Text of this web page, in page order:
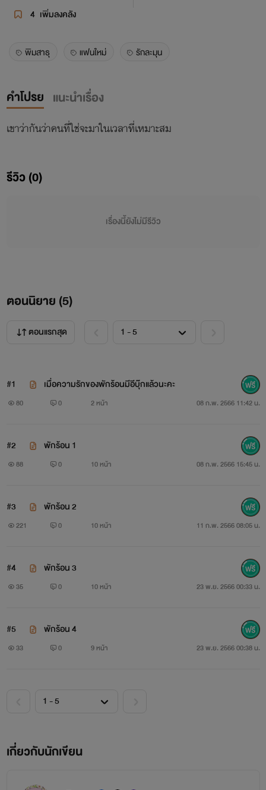
4 เพิ่มลงคลัง
พิมสาธุ แฟนใหม่ รักละมุน
คำโปรย แนะนำเรื่อง
เขาว่ากันว่าคนที่ใช่จะมาในเวลาที่เหมาะสม
รีวิว (0)
เรื่องนี้ยังไม่มีรีวิว
ตอนนิยาย (5)
ตอนแรกสุด
#1 เมื่อความรักของพักร้อนมีอีบุ๊กแล้วนะคะ
80 0 2 หน้า 08 ก.พ. 2566 11:42 น.
#2 พักร้อน 1
88 0 10 หน้า 08 ก.พ. 2566 15:45 น.
#3 พักร้อน 2
221 0 10 หน้า 11 ก.พ. 2566 08:05 น.
#4 พักร้อน 3
35 0 10 หน้า 23 พ.ย. 2566 00:33 น.
#5 พักร้อน 4
33 0 9 หน้า 23 พ.ย. 2566 00:38 น.
เกี่ยวกับนักเขียน